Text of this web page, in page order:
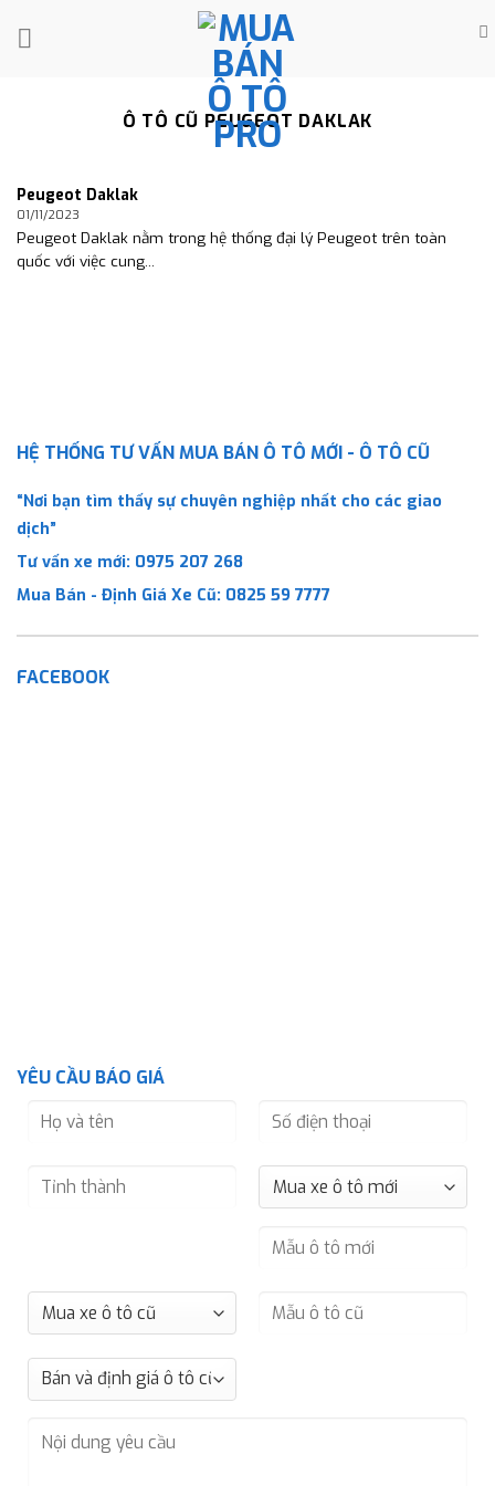
Ô TÔ CŨ PEUGEOT DAKLAK
Peugeot Daklak
01/11/2023
Peugeot Daklak nằm trong hệ thống đại lý Peugeot trên toàn
quốc với việc cung...
HỆ THỐNG TƯ VẤN MUA BÁN Ô TÔ MỚI - Ô TÔ CŨ
“Nơi bạn tìm thấy sự chuyên nghiệp nhất cho các giao
dịch”
Tư vấn xe mới: 0975 207 268
Mua Bán - Định Giá Xe Cũ: 0825 59 7777
FACEBOOK
YÊU CẦU BÁO GIÁ